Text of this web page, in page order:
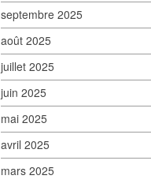
septembre 2025
août 2025
juillet 2025
juin 2025
mai 2025
avril 2025
mars 2025